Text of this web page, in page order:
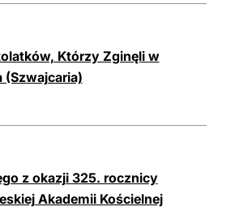
Którzy Zginęli w
(Szwajcaria)
z okazji 325. rocznicy
Akademii Kościelnej